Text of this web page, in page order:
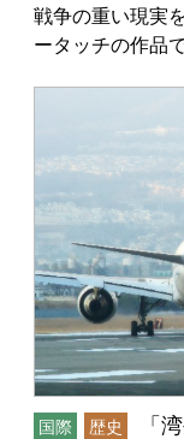
戦争の重い現実
ータッチの作品
国際 歴史 「